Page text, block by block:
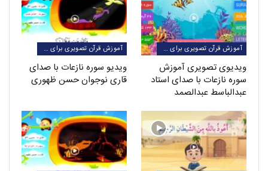
آموزش قرآن تصویری برای کودکان
ویدیوی تصویری آموزش
سوره نازعات با صدای استاد
عبدالباسط عبدالصمد
آموزش قرآن تصویری برای کودکان
ویدیو سوره نازعات با صدای
قاری نوجوان حسن ظهوری